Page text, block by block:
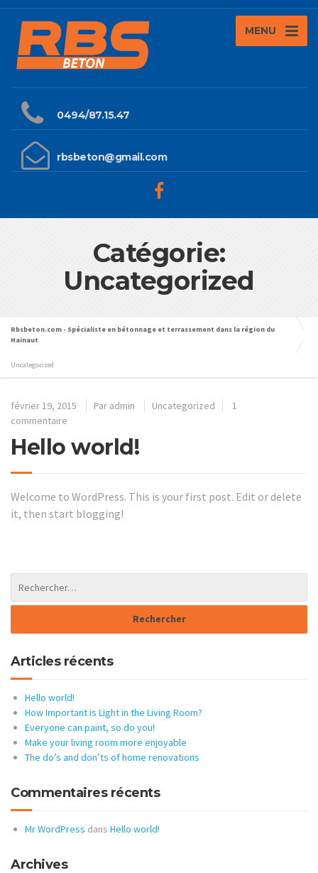
MENU
0494/87.15.47
rbsbeton@gmail.com
Catégorie:
Uncategorized
Rbsbeton.com - Spécialiste en bétonnage et terrassement dans la région du
Hainaut
Uncategorized
février 19, 2015 Par admin Uncategorized
1
commentaire
Hello world!
Welcome to WordPress. This is your first post. Edit or delete
it, then start blogging!
Articles récents
Hello world!
How Important is Light in the Living Room?
Everyone can paint, so do you!
Make your living room more enjoyable
The do’s and don’ts of home renovations
Commentaires récents
Mr WordPress dans Hello world!
Archives